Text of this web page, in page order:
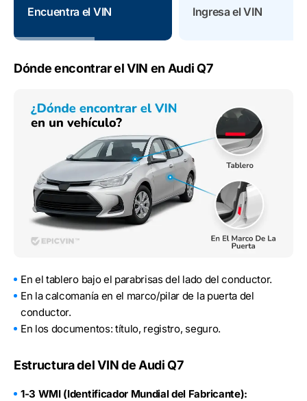
Encuentra el VIN Ingresa el VIN
Dónde encontrar el VIN en Audi Q7
En el tablero bajo el parabrisas del lado del conductor.
En la calcomanía en el marco/pilar de la puerta del
conductor.
En los documentos: título, registro, seguro.
Estructura del VIN de Audi Q7
1-3 WMI (Identificador Mundial del Fabricante):